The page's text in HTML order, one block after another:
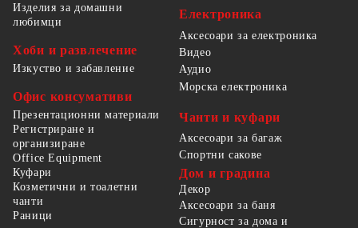
Изделия за домашни
любимци
Хоби и развлечение
Изкуство и забавление
Офис консумативи
Презентационни материали
Регистриране и
организиране
Office Equipment
Електроника
Аксесоари за електроника
Видео
Аудио
Морска електроника
Чанти и куфари
Аксесоари за багаж
Спортни сакове
Куфари
Козметични и тоалетни
чанти
Раници
Дом и градина
Декор
Аксесоари за баня
Сигурност за дома и